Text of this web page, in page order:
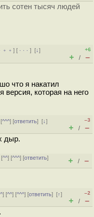
сотен тысяч людей
] [ · · ·][↓]
+6
+ / –
что я накатил
которая на него
^^^] [ответить][↓]
–3
+ / –
дыр.
[^^] [^^^] [ответить]
+ / –
^] [^^] [^^^] [ответить][↑]
–2
+ / –